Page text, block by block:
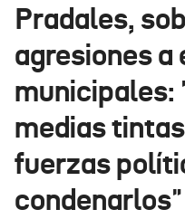
Pradales,
agresiones
municipales:
medias
fuerzas
condenarlos"